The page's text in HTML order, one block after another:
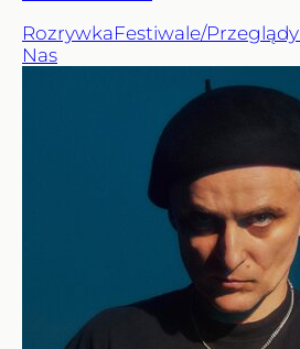
RozrywkaFestiwale/Przeglądy
Nas